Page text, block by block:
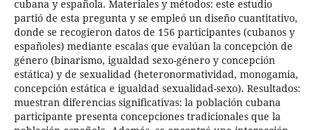
cubana y española. Materiales y métodos: este estudio
partió de esta pregunta y se empleó un diseño cuantitativo,
donde se recogieron datos de 156 participantes (cubanos y
españoles) mediante escalas que evalúan la concepción de
género (binarismo, igualdad sexo-género y concepción
estática) y de sexualidad (heteronormatividad, monogamia,
concepción estática e igualdad sexualidad-sexo). Resultados:
muestran diferencias significativas: la población cubana
participante presenta concepciones tradicionales que la